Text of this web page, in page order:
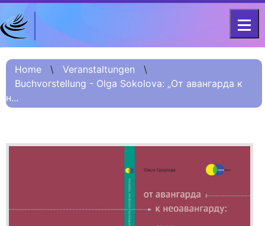
Home
Projekt
Kurzinformation
О проекте (Beschreibung
Team
DFG-KOLLEG-FORSCHUNGSGRUPPE
FOR 2603 2017 – 2023
Home \ Veranstaltungen
\
Buchvorstellung - Olga Sokolova: „От авангарда к
н...